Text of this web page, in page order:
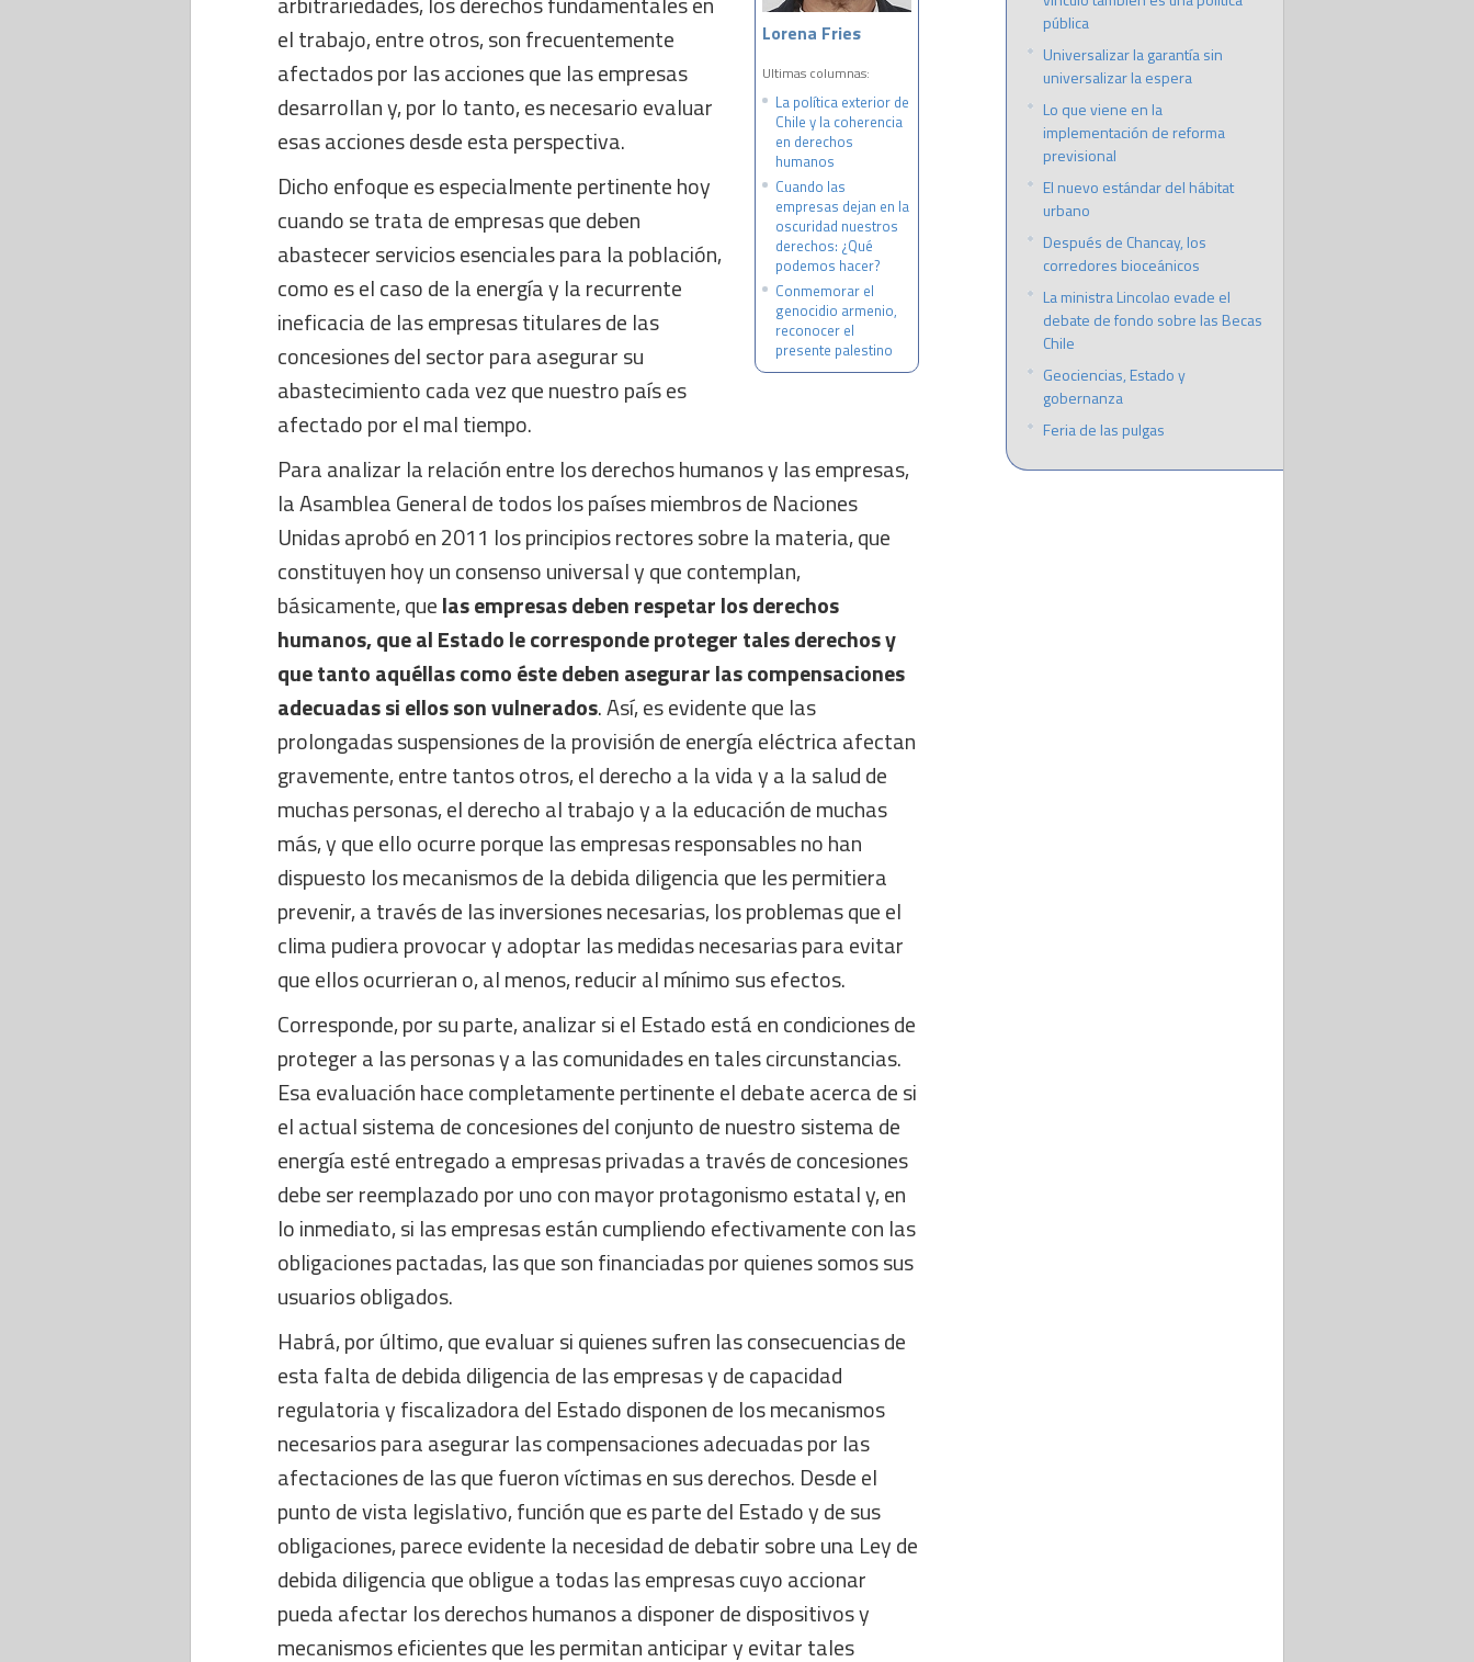
Lorena Fries
Ultimas columnas:
La política exterior de
Chile y la coherencia
en derechos
humanos
Cuando las
empresas dejan en la
oscuridad nuestros
derechos: ¿Qué
podemos hacer?
Conmemorar el
genocidio armenio,
reconocer el
presente palestino
el trabajo, entre otros, son frecuentemente
afectados por las acciones que las empresas
desarrollan y, por lo tanto, es necesario evaluar
esas acciones desde esta perspectiva.
Dicho enfoque es especialmente pertinente hoy
cuando se trata de empresas que deben
abastecer servicios esenciales para la población,
como es el caso de la energía y la recurrente
ineficacia de las empresas titulares de las
concesiones del sector para asegurar su
abastecimiento cada vez que nuestro país es
afectado por el mal tiempo.
Para analizar la relación entre los derechos humanos y las empresas,
la Asamblea General de todos los países miembros de Naciones
Unidas aprobó en 2011 los principios rectores sobre la materia, que
constituyen hoy un consenso universal y que contemplan,
básicamente, quelas empresas deben respetar los derechos
humanos, que al Estado le corresponde proteger tales derechos y
que tanto aquéllas como éste deben asegurar las compensaciones
adecuadas si ellos son vulnerados. Así, es evidente que las
prolongadas suspensiones de la provisión de energía eléctrica afectan
gravemente, entre tantos otros, el derecho a la vida y a la salud de
muchas personas, el derecho al trabajo y a la educación de muchas
más, y que ello ocurre porque las empresas responsables no han
dispuesto los mecanismos de la debida diligencia que les permitiera
prevenir, a través de las inversiones necesarias, los problemas que el
clima pudiera provocar y adoptar las medidas necesarias para evitar
que ellos ocurrieran o, al menos, reducir al mínimo sus efectos.
Corresponde, por su parte, analizar si el Estado está en condiciones de
proteger a las personas y a las comunidades en tales circunstancias.
Esa evaluación hace completamente pertinente el debate acerca de si
el actual sistema de concesiones del conjunto de nuestro sistema de
energía esté entregado a empresas privadas a través de concesiones
debe ser reemplazado por uno con mayor protagonismo estatal y, en
lo inmediato, si las empresas están cumpliendo efectivamente con las
obligaciones pactadas, las que son financiadas por quienes somos sus
usuarios obligados.
Habrá, por último, que evaluar si quienes sufren las consecuencias de
esta falta de debida diligencia de las empresas y de capacidad
regulatoria y fiscalizadora del Estado disponen de los mecanismos
necesarios para asegurar las compensaciones adecuadas por las
afectaciones de las que fueron víctimas en sus derechos. Desde el
punto de vista legislativo, función que es parte del Estado y de sus
obligaciones, parece evidente la necesidad de debatir sobre una Ley de
debida diligencia que obligue a todas las empresas cuyo accionar
pueda afectar los derechos humanos a disponer de dispositivos y
mecanismos eficientes que les permitan anticipar y evitar tales
pública
Universalizar la garantía sin
universalizar la espera
Lo que viene en la
implementación de reforma
previsional
El nuevo estándar del hábitat
urbano
Después de Chancay, los
corredores bioceánicos
La ministra Lincolao evade el
debate de fondo sobre las Becas
Chile
Geociencias, Estado y
gobernanza
Feria de las pulgas